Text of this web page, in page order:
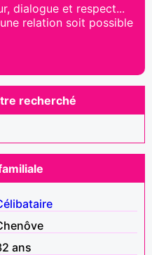
dialogue et respect...
relation soit possible
recherché
ans